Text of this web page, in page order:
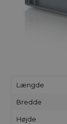
Længde
Bredde
Højde